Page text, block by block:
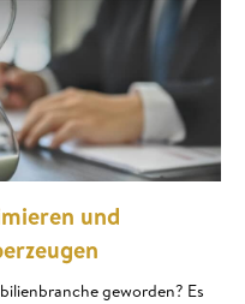
und
geworden? Es